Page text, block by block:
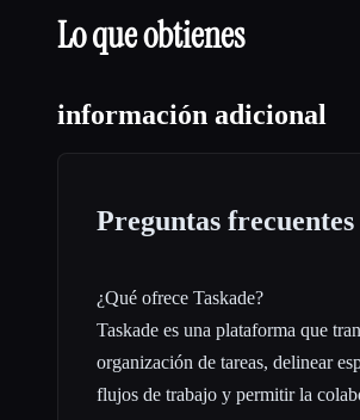
Lo que obtienes
información adicional
Preguntas frecuentes
¿Qué ofrece Taskade?
Taskade es una plataforma que
organización de tareas, delinear
flujos de trabajo y permitir la